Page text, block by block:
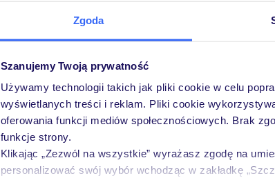
Zgoda
Szanujemy Twoją prywatność
Używamy technologii takich jak pliki cookie w celu
wyświetlanych treści i reklam. Pliki cookie
oferowania funkcji mediów społecznościowych. Brak
funkcje strony.
Klikając „Zezwól na wszystkie” wyrażasz zgodę na
personalizować swój wybór wchodząc w zakładkę
Odznaka TUI Umwelt Champion
Co roku goście TUI oceniają działania na
proekologicznych hotelu. Pytamy, jak
świata otrzymuje odznakę "TUI Umwelt
EcoResort
Tym znakiem wyróżniamy hotele należące
kryteria: